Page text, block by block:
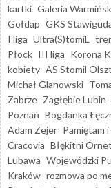
kartki Galeria
Gołdap GKS
I liga Ultra(S)tomiL
Płock III liga Korona
kobiety AS Stomil
Michał Glanowski
Zabrze Zagłębie Lubin
Poznań Bogdanka
Adam Zejer Pamiętam
Cracovia Błękitni
Lubawa Wojewódzki
Kraków rozmowa po